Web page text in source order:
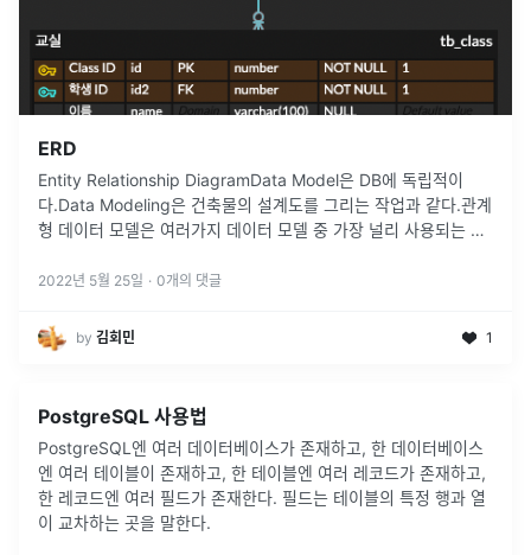
ERD
Entity Relationship DiagramData Model은 DB에 독립적이
다.Data Modeling은 건축물의 설계도를 그리는 작업과 같다.관계
형 데이터 모델은 여러가지 데이터 모델 중 가장 널리 사용되는 모
2022년 5월 25일 · 0개의 댓글
by 김회민 1
PostgreSQL 사용법
PostgreSQL엔 여러 데이터베이스가 존재하고, 한 데이터베이스
엔 여러 테이블이 존재하고, 한 테이블엔 여러 레코드가 존재하고,
한 레코드엔 여러 필드가 존재한다. 필드는 테이블의 특정 행과 열
이 교차하는 곳을 말한다.